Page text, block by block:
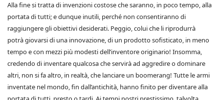
Alla fine si tratta di invenzioni costose che saranno, in poco tempo, alla
portata di tutti; e dunque inutili, perché non consentiranno di
raggiungere gli obiettivi desiderati. Peggio, colui che li riprodurrà
potrà giovarsi di una innovazione, di un prodotto sofisticato, in meno
tempo e con mezzi più modesti dell’inventore originario! Insomma,
credendo di inventare qualcosa che servirà ad aggredire o dominare
altri, non si fa altro, in realtà, che lanciare un boomerang! Tutte le armi
inventate nel mondo, fin dall’antichità, hanno finito per diventare alla